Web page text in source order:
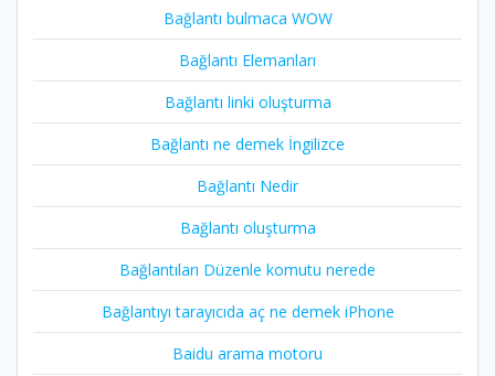
Bağlantı bulmaca WOW
Bağlantı Elemanları
Bağlantı linki oluşturma
Bağlantı ne demek İngilizce
Bağlantı Nedir
Bağlantı oluşturma
Bağlantıları Düzenle komutu nerede
Bağlantıyı tarayıcıda aç ne demek iPhone
Baidu arama motoru